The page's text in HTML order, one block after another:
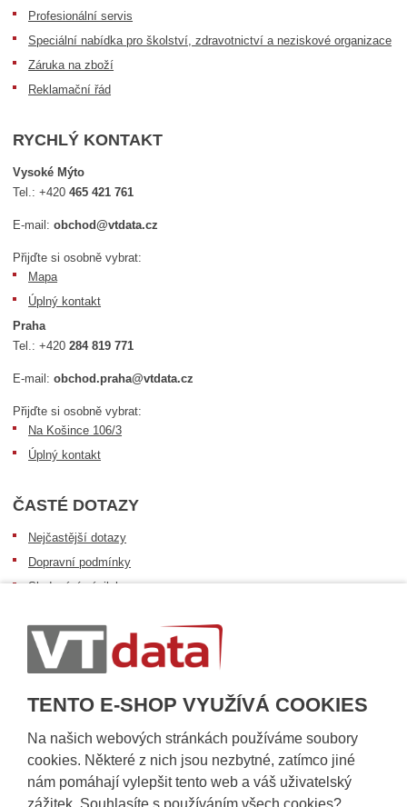
TENTO E-SHOP VYUŽÍVÁ COOKIES
Na našich webových stránkách používáme soubory
cookies. Některé z nich jsou nezbytné, zatímco jiné
nám pomáhají vylepšit tento web a váš uživatelský
zážitek. Souhlasíte s používáním všech cookies?
Profesionální servis
Speciální nabídka pro školství, zdravotnictví a neziskové organizace
Záruka na zboží
Reklamační řád
RYCHLÝ KONTAKT
Vysoké Mýto
Tel.:+420465 421 761
E-mail:obchod@vtdata.cz
Přijďte si osobně vybrat:
Mapa
Úplný kontakt
Praha
Tel.:+420284 819 771
E-mail:obchod.praha@vtdata.cz
Přijďte si osobně vybrat:
Na Košince 106/3
Úplný kontakt
ČASTÉ DOTAZY
Nejčastější dotazy
Dopravní podmínky
Sledování zásilek
Informace k dostupnosti zboží
Obecné informace